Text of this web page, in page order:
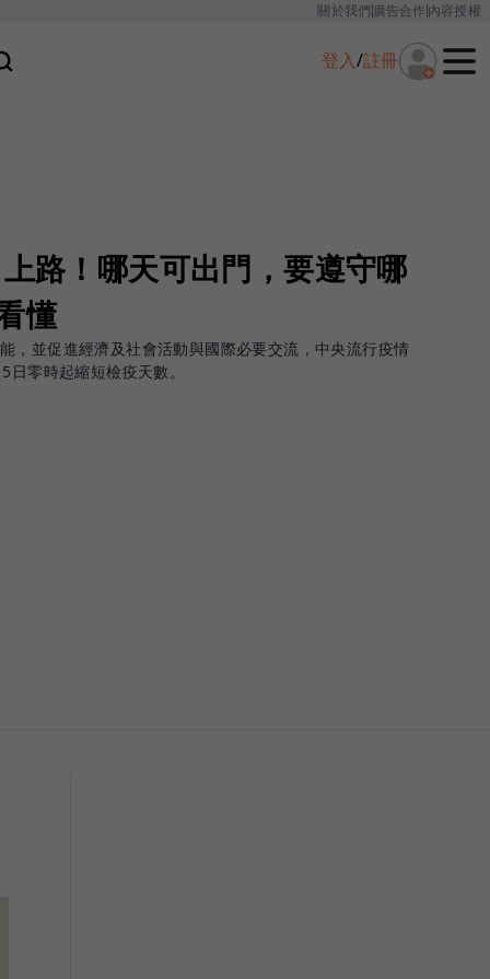
關於我們廣告合作內容授權
登入/註冊
路！哪天可出門，要遵守哪
懂
，並促進經濟及社會活動與國際必要交流，中央流行疫情
零時起縮短檢疫天數。